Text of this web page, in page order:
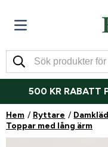
500 KR RABATT
Hem Ryttare
Toppar med lång ärm